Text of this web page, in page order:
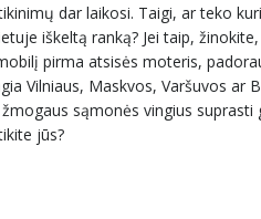
dar laikosi. Taigi, ar teko
iškeltą ranką? Jei taip,
pirma atsisės moteris,
Vilniaus, Maskvos, Varšuvos ar
sąmonės vingius suprasti
jūs?